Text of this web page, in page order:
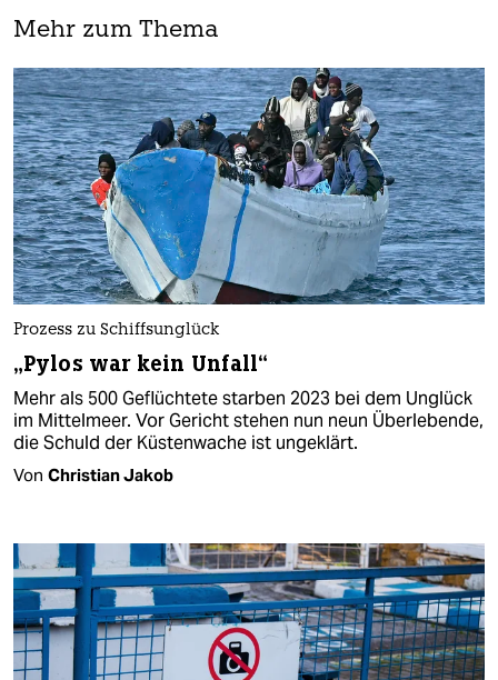
Mehr zum Thema
Prozess zu Schiffsunglück
„Pylos war kein Unfall“
Mehr als 500 Geflüchtete starben 2023 bei dem Unglück
im Mittelmeer. Vor Gericht stehen nun neun Überlebende,
die Schuld der Küstenwache ist ungeklärt.
Von Christian Jakob